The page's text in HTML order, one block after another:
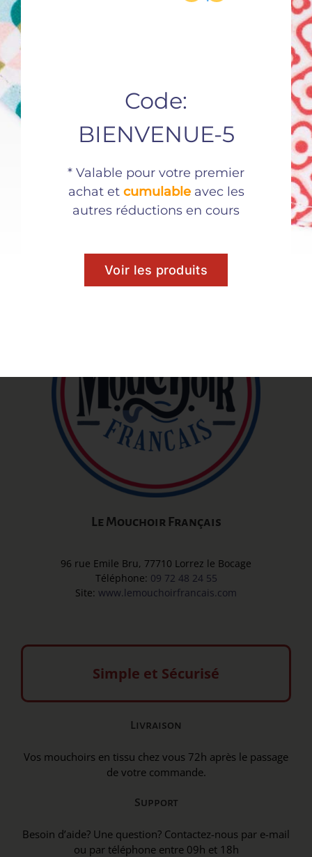
9,90€
Constellation
9,90€
Le Mouchoir Français
96 rue Emile Bru, 77710 Lorrez le Bocage
Téléphone: 09 72 48 24 55
Site: www.lemouchoirfrancais.com
Simple et Sécurisé
Livraison
Vos mouchoirs en tissu chez vous 72h après le passage
de votre commande.
Support
Besoin d’aide? Une question? Contactez-nous par e-mail
ou par téléphone entre 09h et 18h
Code:
BIENVENUE-5
* Valable pour votre premier
achat et cumulableavec les
autres réductions en cours
Voir les produits